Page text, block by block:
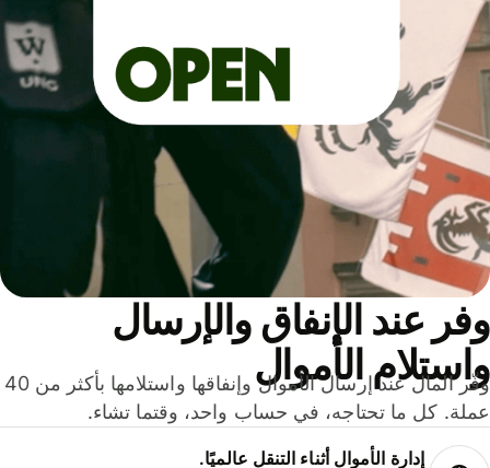
عند الإنفاق والإرسال
الأموال
وفّر المال عند إرسال الأموال وإنفاقها واستلامها بأكثر من 40
كل ما تحتاجه، في حساب واحد، وقتما تشاء.
إدارة الأموال أثناء التنقل عالميًا.